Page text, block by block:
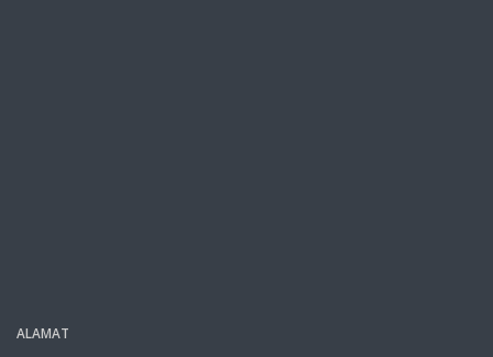
ALAMAT